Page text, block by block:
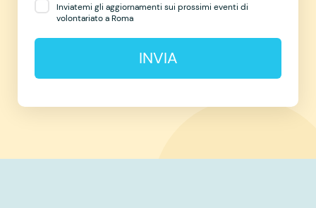
Inviatemi gli aggiornamenti sui prossimi eventi di
volontariato a Roma
INVIA